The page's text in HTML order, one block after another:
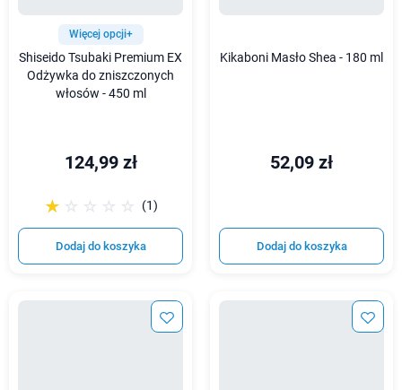
Więcej opcji+
Shiseido Tsubaki Premium EX
Odżywka do zniszczonych
włosów - 450 ml
124,99 zł
☆☆☆☆☆
★★★★★ (1)
Dodaj do koszyka
Kikaboni Masło Shea - 180 ml
52,09 zł
Dodaj do koszyka